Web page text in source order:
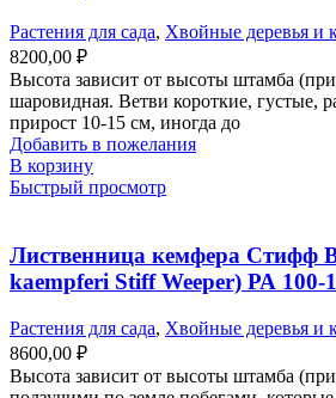
Растения для сада, Хвойные деревья и
8200,00 ₽
Высота зависит от высоты штамба
шаровидная. Ветви короткие, густые,
прирост 10-15 см, иногда до
Добавить в пожелания
В корзину
Быстрый просмотр
Лиственница кемфера Стифф
kaempferi Stiff Weeper) РА 100-
Растения для сада, Хвойные деревья и
8600,00 ₽
Высота зависит от высоты штамба